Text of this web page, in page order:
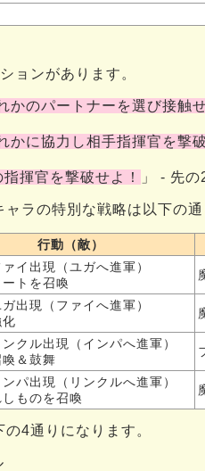
ョンがあります。
かのパートナーを選び接触せ
かに協力し相手指揮官を撃
指揮官を撃破せよ！ 」 - 先
ラの特別な戦略は以下の通
行動（敵）
イ出現（ユガへ進軍）
トを召喚
出現（ファイへ進軍）
化
クル出現（インパへ進軍）
＆鼓舞
パ出現（リンクルへ進軍）
ものを召喚
4通りになります。